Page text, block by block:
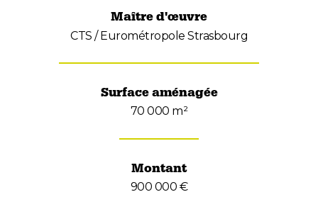
Maître d'œuvre
CTS / Eurométropole Strasbourg
Surface aménagée
70 000 m²
Montant
900 000 €